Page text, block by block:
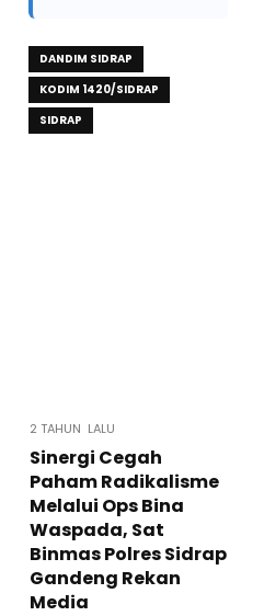
DANDIM SIDRAP
KODIM 1420/SIDRAP
SIDRAP
2 TAHUN LALU
Sinergi Cegah
Paham Radikalisme
Melalui Ops Bina
Waspada, Sat
Binmas Polres Sidrap
Gandeng Rekan
Media